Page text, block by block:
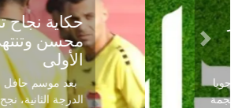
حكاية نجاح تبدأ من جبل
محسن وتنتهي في
الأولى
بعد موسم حافل بالإثارة والصراع
الدرجة الثانية، نجح الإخاء الأهلي
Previous